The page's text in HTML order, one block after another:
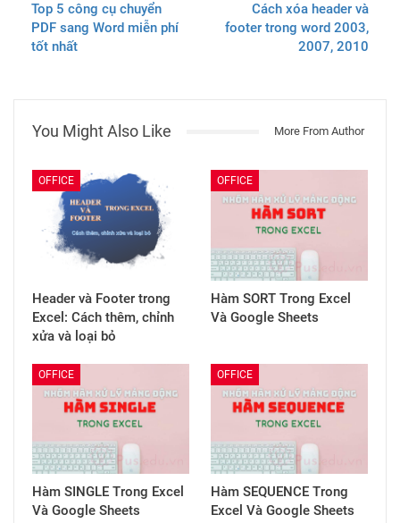
Top 5 công cụ chuyển
PDF sang Word miễn phí
tốt nhất
Cách xóa header và
footer trong word 2003,
2007, 2010
You Might Also Like More From Author
OFFICE
Header và Footer trong
Excel: Cách thêm, chỉnh
xửa và loại bỏ
OFFICE
Hàm SORT Trong Excel
Và Google Sheets
OFFICE
Hàm SINGLE Trong Excel
Và Google Sheets
OFFICE
Hàm SEQUENCE Trong
Excel Và Google Sheets